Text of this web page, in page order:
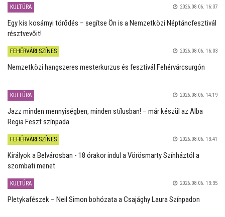
KULTÚRA 2026.08.06. 16:37
Egy kis kosárnyi törődés – segítse Ön is a Nemzetközi Néptáncfesztivál
résztvevőit!
FEHÉRVÁRI SZÍNES 2026.08.06. 16:03
Nemzetközi hangszeres mesterkurzus és fesztivál Fehérvárcsurgón
KULTÚRA 2026.08.06. 14:19
Jazz minden mennyiségben, minden stílusban! – már készül az Alba
Regia Feszt színpada
FEHÉRVÁRI SZÍNES 2026.08.06. 13:41
Királyok a Belvárosban - 18 órakor indul a Vörösmarty Színháztól a
szombati menet
KULTÚRA 2026.08.06. 13:35
Pletykafészek – Neil Simon bohózata a Csajághy Laura Színpadon